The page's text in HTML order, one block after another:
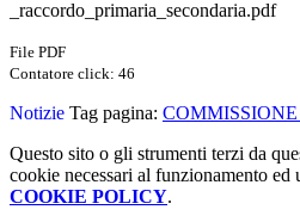
_raccordo_primaria_secondaria.pdf
File PDF
Contatore click: 46
Notizie Tag pagina:
Questo sito o gli strumenti terzi da
cookie necessari al funzionamento
COOKIE POLICY.